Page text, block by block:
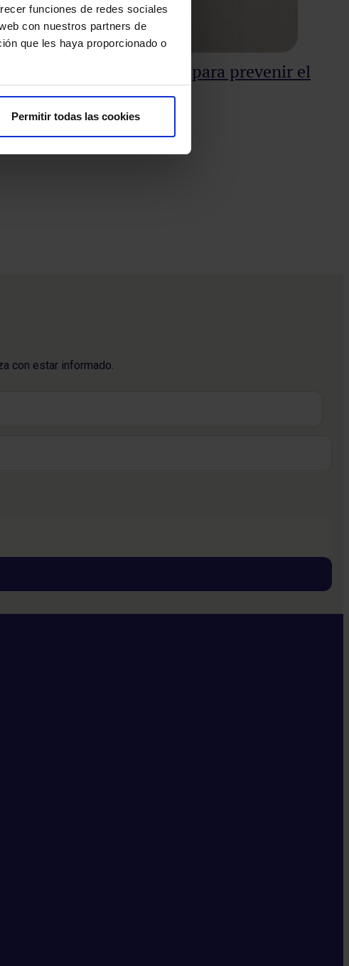
funciones de redes sociales
con nuestros partners de
que les haya proporcionado o
Permitir todas las cookies
profesionales sanitarios para prevenir el
con estar informado.